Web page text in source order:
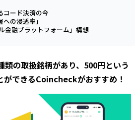
コード決済の今
の浸透率」
金融プラットフォーム」構想
類の取扱銘柄があり、500円という
ができるCoincheckがおすすめ！